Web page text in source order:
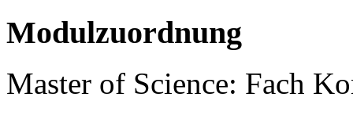
Modulzuordnung
Master of Science: Fach